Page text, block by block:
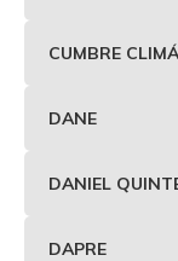
CUMBRE
DANE
DANIEL
DAPRE